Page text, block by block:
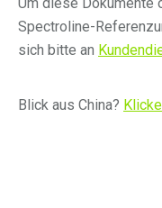
Spectroline-
sich bitte an
Blick aus China?